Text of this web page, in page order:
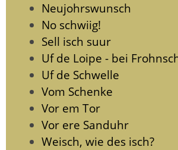
Neujohrswunsch
No schwiig!
Sell isch suur
Uf de Loipe - bei
Uf de Schwelle
Vom Schenke
Vor em Tor
Vor ere Sanduhr
Weisch, wie des isch?